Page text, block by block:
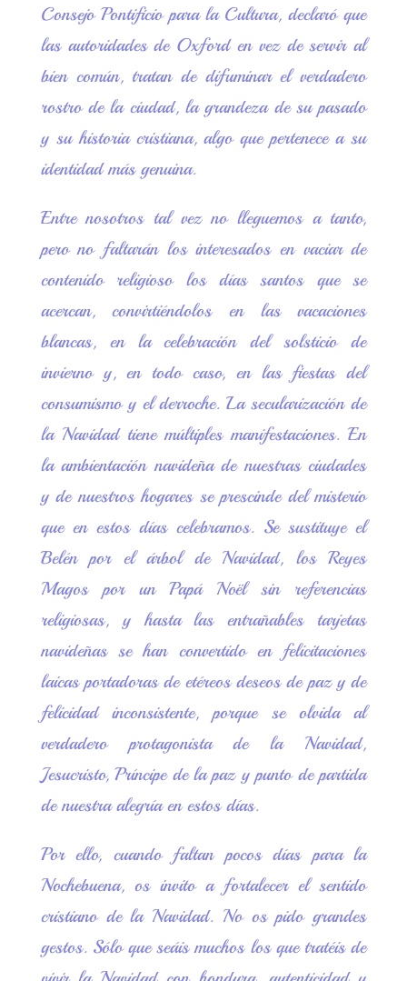
Consejo Pontificio para la Cultura, declaró que
las autoridades de Oxford en vez de servir al
bien común, tratan de difuminar el verdadero
rostro de la ciudad, la grandeza de su pasado
y su historia cristiana, algo que pertenece a su
identidad más genuina.
Entre nosotros tal vez no lleguemos a tanto,
pero no faltarán los interesados en vaciar de
contenido religioso los días santos que se
acercan, convirtiéndolos en las vacaciones
blancas, en la celebración del solsticio de
invierno y, en todo caso, en las fiestas del
consumismo y el derroche. La secularización de
la Navidad tiene múltiples manifestaciones. En
la ambientación navideña de nuestras ciudades
y de nuestros hogares se prescinde del misterio
que en estos días celebramos. Se sustituye el
Belén por el árbol de Navidad, los Reyes
Magos por un Papá Noël sin referencias
religiosas, y hasta las entrañables tarjetas
navideñas se han convertido en felicitaciones
laicas portadoras de etéreos deseos de paz y de
felicidad inconsistente, porque se olvida al
verdadero protagonista de la Navidad,
Jesucristo, Príncipe de la paz y punto de partida
de nuestra alegría en estos días.
Por ello, cuando faltan pocos días para la
Nochebuena, os invito a fortalecer el sentido
cristiano de la Navidad. No os pido grandes
gestos. Sólo que seáis muchos los que tratéis de